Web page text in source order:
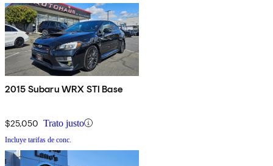
2015 Subaru WRX STI Base
$25,050 Trato justo
Incluye tarifas de conc.